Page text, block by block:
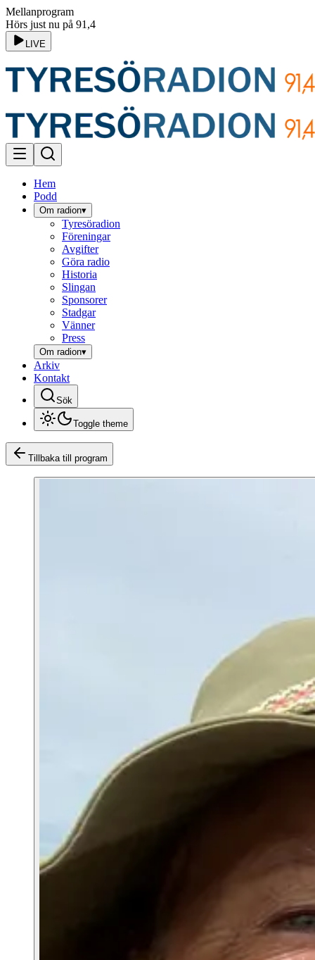
Mellanprogram
Hörs just nu på 91,4
LIVE
Hem
Podd
Om radion▾
Tyresöradion
Föreningar
Avgifter
Göra radio
Historia
Slingan
Sponsorer
Stadgar
Vänner
Press
Om radion▾
Arkiv
Kontakt
Sök
Toggle theme
Tillbaka till program